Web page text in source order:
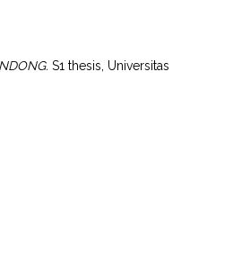
S1 thesis, Universitas